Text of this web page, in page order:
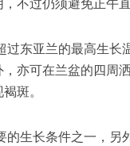
过东亚兰的最高生
亦可在兰盆的四周
斑。
的生长条件之一，